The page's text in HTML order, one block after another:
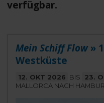
verfügbar.
Mein Schiff Flow»
Westküste
12. OKT 2026 BIS 23.
MALLORCA NACH